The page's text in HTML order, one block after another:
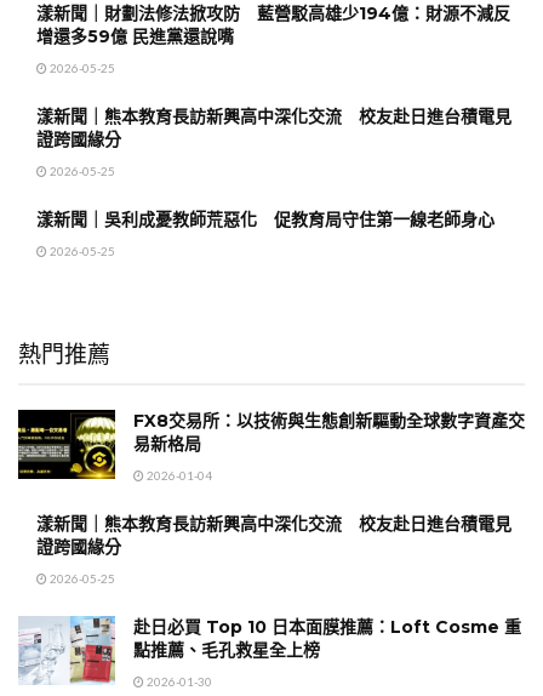
漾新聞｜財劃法修法掀攻防 藍營駁高雄少194億：財源不減反
增還多59億 民進黨還說嘴
2026-05-25
漾新聞｜熊本教育長訪新興高中深化交流 校友赴日進台積電見
證跨國緣分
2026-05-25
漾新聞｜吳利成憂教師荒惡化 促教育局守住第一線老師身心
2026-05-25
熱門推薦
FX8交易所：以技術與生態創新驅動全球數字資產交
易新格局
2026-01-04
漾新聞｜熊本教育長訪新興高中深化交流 校友赴日進台積電見
證跨國緣分
2026-05-25
赴日必買 Top 10 日本面膜推薦：Loft Cosme 重
點推薦、毛孔救星全上榜
2026-01-30